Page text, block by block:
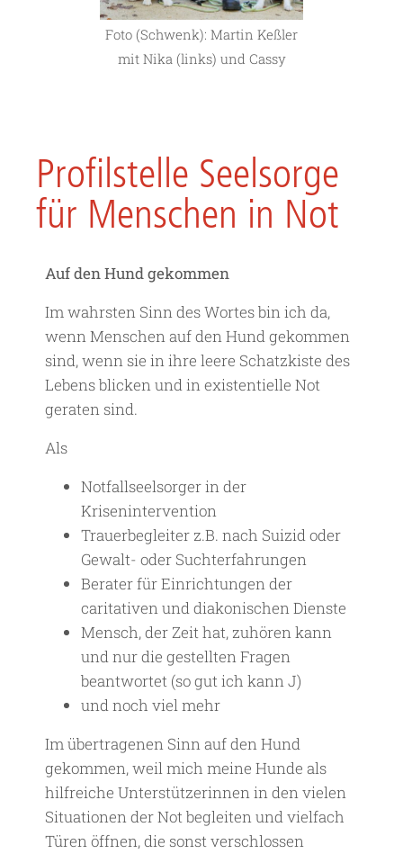
Foto (Schwenk): Martin Keßler
mit Nika (links) und Cassy
Profilstelle Seelsorge
für Menschen in Not
Auf den Hund gekommen
Im wahrsten Sinn des Wortes bin ich da,
wenn Menschen auf den Hund gekommen
sind, wenn sie in ihre leere Schatzkiste des
Lebens blicken und in existentielle Not
geraten sind.
Als
Notfallseelsorger in der
Krisenintervention
Trauerbegleiter z.B. nach Suizid oder
Gewalt- oder Suchterfahrungen
Berater für Einrichtungen der
caritativen und diakonischen Dienste
Mensch, der Zeit hat, zuhören kann
und nur die gestellten Fragen
beantwortet (so gut ich kann J)
und noch viel mehr
Im übertragenen Sinn auf den Hund
gekommen, weil mich meine Hunde als
hilfreiche Unterstützerinnen in den vielen
Situationen der Not begleiten und vielfach
Türen öffnen, die sonst verschlossen